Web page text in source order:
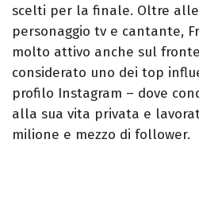
scelti per la finale. Oltre
personaggio tv e cantante,
molto attivo anche sul
considerato uno dei top
profilo Instagram – dove
alla sua vita privata e
milione e mezzo di follower.